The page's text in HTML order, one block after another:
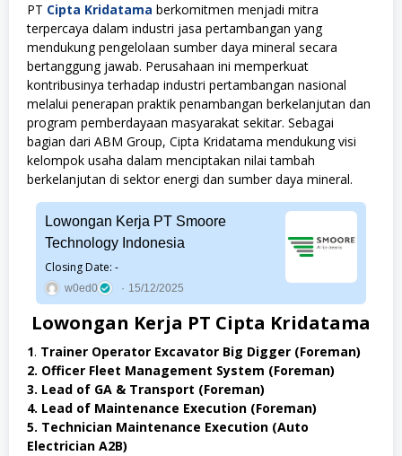
PT Cipta Kridatama berkomitmen menjadi mitra
terpercaya dalam industri jasa pertambangan yang
mendukung pengelolaan sumber daya mineral secara
bertanggung jawab. Perusahaan ini memperkuat
kontribusinya terhadap industri pertambangan nasional
melalui penerapan praktik penambangan berkelanjutan dan
program pemberdayaan masyarakat sekitar. Sebagai
bagian dari ABM Group, Cipta Kridatama mendukung visi
kelompok usaha dalam menciptakan nilai tambah
berkelanjutan di sektor energi dan sumber daya mineral.
Lowongan Kerja PT Smoore
Technology Indonesia
Closing Date: -
w0ed0 15/12/2025
Lowongan Kerja PT Cipta Kridatama
1. Trainer Operator Excavator Big Digger (Foreman)
2. Officer Fleet Management System (Foreman)
3. Lead of GA & Transport (Foreman)
4. Lead of Maintenance Execution (Foreman)
5. Technician Maintenance Execution (Auto
Electrician A2B)